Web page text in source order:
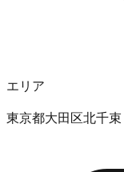
エリア
東京都大田区北千